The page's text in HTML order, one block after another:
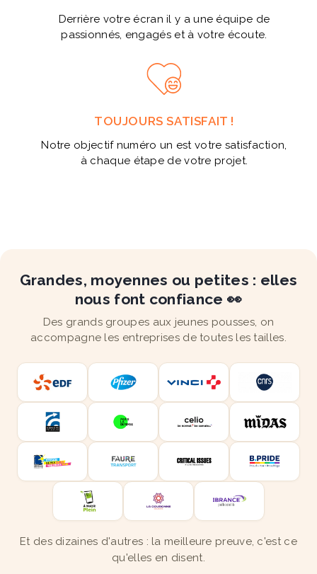
Derrière votre écran il y a une équipe de
passionnés, engagés et à votre écoute.
TOUJOURS SATISFAIT !
Notre objectif numéro un est votre satisfaction,
à chaque étape de votre projet.
Grandes, moyennes ou petites : elles
nous font confiance 👀
Des grands groupes aux jeunes pousses, on
accompagne les entreprises de toutes les tailles.
Et des dizaines d'autres : la meilleure preuve, c'est ce
qu'elles en disent.